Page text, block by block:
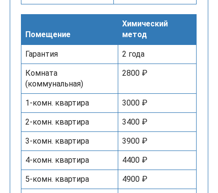
Помещение
Химический
метод
Гарантия 2 года
Комната
(коммунальная)
2800 ₽
1-комн. квартира 3000 ₽
2-комн. квартира 3400 ₽
3-комн. квартира 3900 ₽
4-комн. квартира 4400 ₽
5-комн. квартира 4900 ₽